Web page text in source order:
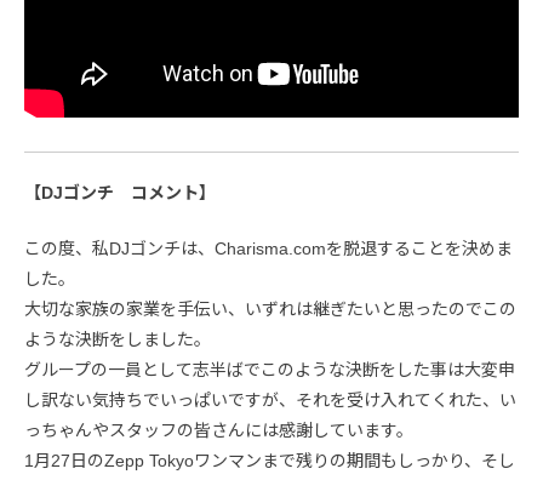
【DJゴンチ コメント】
この度、私DJゴンチは、Charisma.comを脱退することを決めま
した。
大切な家族の家業を手伝い、いずれは継ぎたいと思ったのでこの
ような決断をしました。
グループの一員として志半ばでこのような決断をした事は大変申
し訳ない気持ちでいっぱいですが、それを受け入れてくれた、い
っちゃんやスタッフの皆さんには感謝しています。
1月27日のZepp Tokyoワンマンまで残りの期間もしっかり、そし